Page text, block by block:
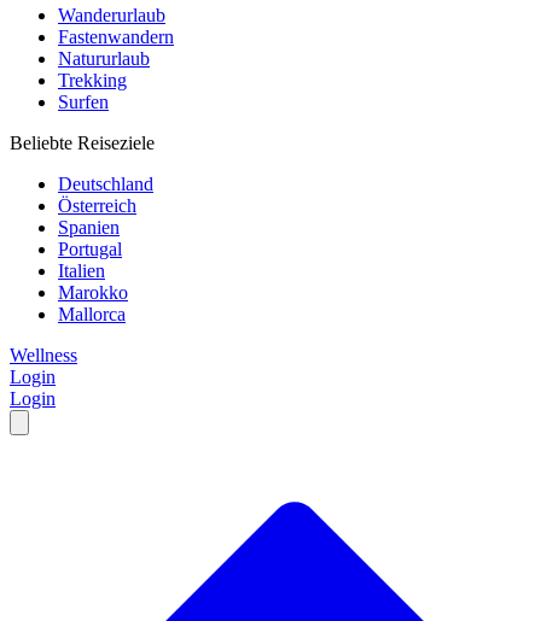
Wanderurlaub
Fastenwandern
Natururlaub
Trekking
Surfen
Beliebte Reiseziele
Deutschland
Österreich
Spanien
Portugal
Italien
Marokko
Mallorca
Wellness
Login
Login